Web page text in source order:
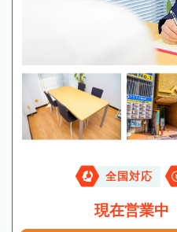
全国対応
現在営業中